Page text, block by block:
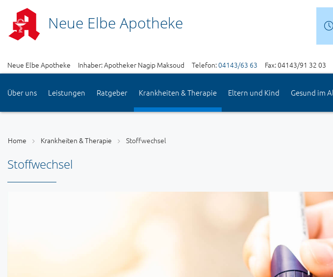
Neue Elbe Apotheke
Neue Elbe Apotheke Inhaber: Apotheker Nagip Maksoud Telefon:04143/63 63 Fax: 04143/91 32 03
Über uns Leistungen Ratgeber Krankheiten & Therapie Eltern und Kind Gesund im
Home Krankheiten & Therapie Stoffwechsel
Stoffwechsel